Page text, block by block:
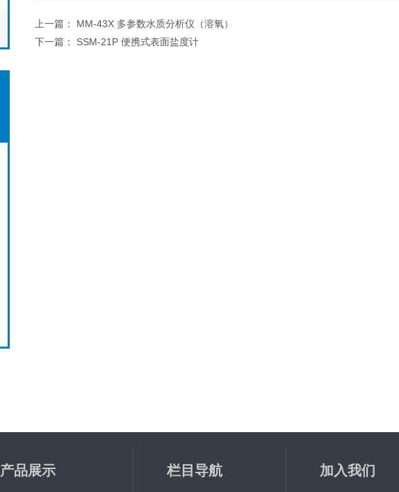
上一篇： MM-43X 多参数水质分析仪（溶氧）
下一篇： SSM-21P 便携式表面盐度计
产品展示 栏目导航 加入我们